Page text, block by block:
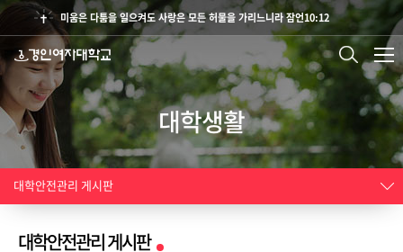
미움은 다툼을 일으켜도 사랑은 모든 허물을 가리느니라 잠언10:12
대학생활
대학안전관리 게시판
대학안전관리 게시판